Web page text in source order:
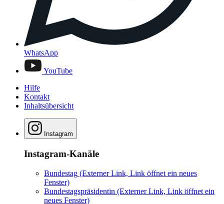
WhatsApp
YouTube
Hilfe
Kontakt
Inhaltsübersicht
Instagram
Instagram-Kanäle
Bundestag (Externer Link, Link öffnet ein neues
Fenster)
Bundestagspräsidentin (Externer Link, Link öffnet ein
neues Fenster)